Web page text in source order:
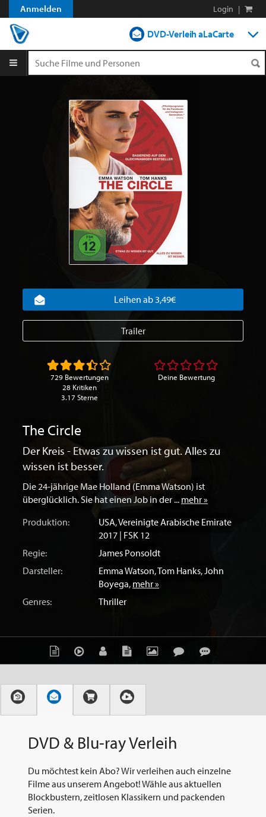
Anmelden Login |
DVD-Verleih aLaCarte
Shop
Blog
The Circle
Der Kreis - Etwas zu wissen ist gut. Alles zu
wissen ist besser.
Die 24-jährige Mae Holland (Emma Watson) ist
überglücklich. Sie hat einen Job in der ... mehr »
Produktion:
USA,Vereinigte Arabische Emirate
2017 | FSK 12
Regie:
James Ponsoldt
Darsteller:
Emma Watson,Tom Hanks, John
Boyega, mehr »
Genres:
Thriller
Leihen ab 3,49€
Trailer
729 Bewertungen
28 Kritiken
3.17 Sterne
Deine Bewertung
DVD & Blu-ray Verleih
Du möchtest kein Abo? Wir verleihen auch einzelne
Filme aus unserem Angebot! Wähle aus aktuellen
Blockbustern, zeitlosen Klassikern und packenden
Serien.